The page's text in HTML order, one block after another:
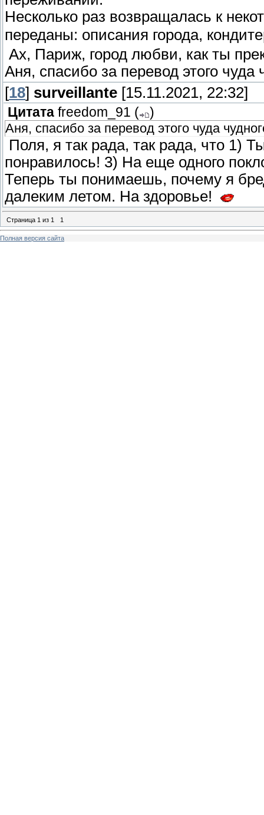
Несколько раз возвращалась к
переданы: описания города,
Ах, Париж, город любви, как ты
Аня, спасибо за перевод этого чуда
[18] surveillante [15.11.2021, 22:32]
Цитата freedom_91 (
)
Аня, спасибо за перевод этого чуда
Поля, я так рада, так рада, что 1)
понравилось! 3) На еще одного
Теперь ты понимаешь, почему я
далеким летом. На здоровье!
Страница 1 из 1 1
Полная версия сайта